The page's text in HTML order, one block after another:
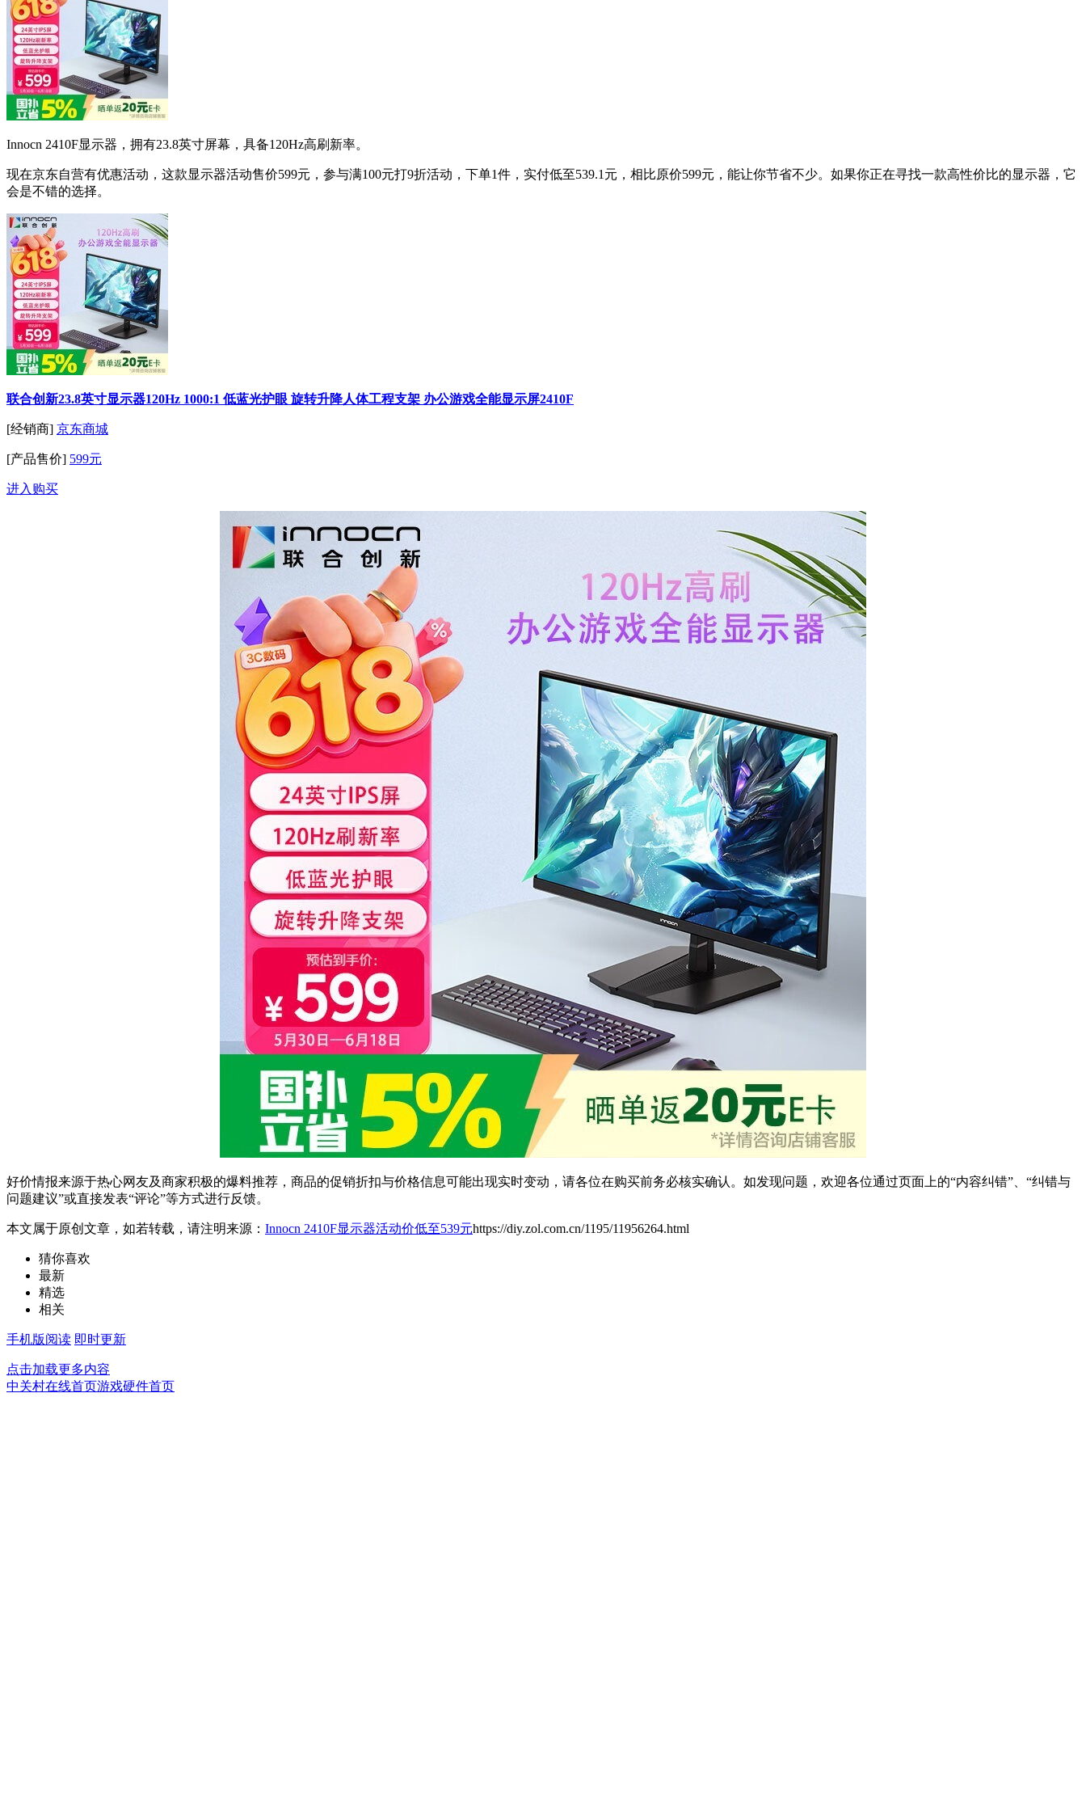
Innocn 2410F显示器，拥有23.8英寸屏幕，具备120Hz高刷新率。
现在京东自营有优惠活动，这款显示器活动售价599元，参与满100元打9折活动，下单1件，实付低至539.1元，相比原价599元，能让你节省不少。如果你正在寻找一款高性价比的显示器，它
会是不错的选择。
联合创新23.8英寸显示器120Hz 1000:1 低蓝光护眼 旋转升降人体工程支架 办公游戏全能显示屏2410F
[经销商] 京东商城
[产品售价] 599元
进入购买
好价情报来源于热心网友及商家积极的爆料推荐，商品的促销折扣与价格信息可能出现实时变动，请各位在购买前务必核实确认。如发现问题，欢迎各位通过页面上的“内容纠错”、“纠错与
问题建议”或直接发表“评论”等方式进行反馈。
本文属于原创文章，如若转载，请注明来源： Innocn 2410F显示器活动价低至539元https://diy.zol.com.cn/1195/11956264.html
猜你喜欢
最新
精选
相关
手机版阅读 即时更新
点击加载更多内容
中关村在线首页游戏硬件首页